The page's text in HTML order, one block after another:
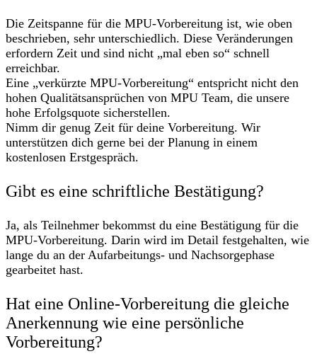
Die Zeitspanne für die MPU-Vorbereitung ist, wie oben
beschrieben, sehr unterschiedlich. Diese Veränderungen
erfordern Zeit und sind nicht „mal eben so“ schnell
erreichbar.
Eine „verkürzte MPU-Vorbereitung“ entspricht nicht den
hohen Qualitätsansprüchen von MPU Team, die unsere
hohe Erfolgsquote sicherstellen.
Nimm dir genug Zeit für deine Vorbereitung. Wir
unterstützen dich gerne bei der Planung in einem
kostenlosen Erstgespräch.
Gibt es eine schriftliche Bestätigung?
Ja, als Teilnehmer bekommst du eine Bestätigung für die
MPU-Vorbereitung. Darin wird im Detail festgehalten, wie
lange du an der Aufarbeitungs- und Nachsorgephase
gearbeitet hast.
Hat eine Online-Vorbereitung die gleiche
Anerkennung wie eine persönliche
Vorbereitung?